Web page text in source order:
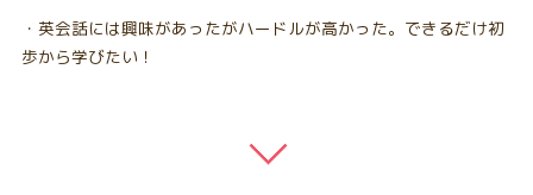
・英会話には興味があったがハードルが高かった。できるだけ初
歩から学びたい！